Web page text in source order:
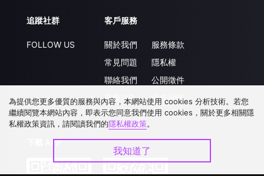
追蹤社群
FOLLOW US
客戶服務
關於我們
常見問題
聯絡我們
升級VIP
服務條款
隱私權
公開徵件
合作洽談
下載 APP
為提供您更多優質的服務與內容，本網站使用 cookies 分析技術。若您
繼續閱覽本網站內容，即表示您同意我們使用 cookies，關於更多相關隱
私權政策資訊，請閱讀我們的隱私權政策。
我知道了